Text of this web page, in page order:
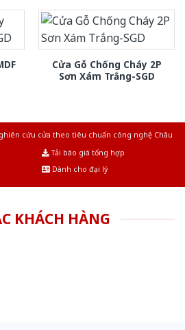
Cửa Gỗ Chống Cháy 2P
Sơn Xám Trắng-SGD
cứu cửa theo tiêu chuẩn công nghệ Châu
Tải báo giá tổng hợp
Dành cho đại lý
KHÁCH HÀNG